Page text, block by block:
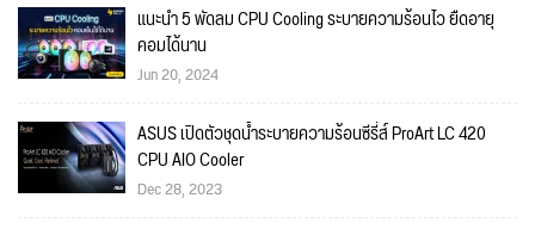
แนะนำ 5 พัดลม CPU Cooling ระบายความร้อนไว ยืดอายุ
คอมได้นาน
Jun 20, 2024
ASUS เปิดตัวชุดน้ำระบายความร้อนซีรี่ส์ ProArt LC 420
CPU AIO Cooler
Dec 28, 2023